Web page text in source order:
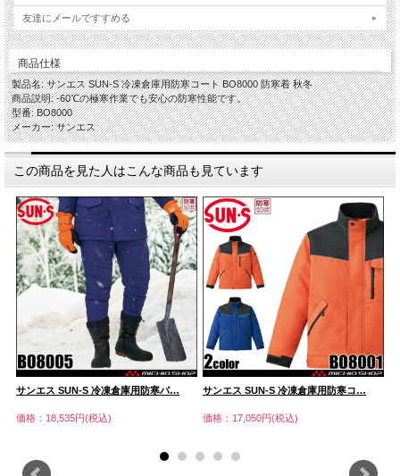
友達にメールですすめる
商品仕様
製品名: サンエス SUN-S 冷凍倉庫用防寒コート BO8000 防寒着 秋冬
商品説明: -60℃の極寒作業でも安心の防寒性能です。
型番: BO8000
メーカー: サンエス
この商品を見た人はこんな商品も見ています
サンエス SUN-S 冷凍倉庫用防寒パ…
価格：18,535円(税込)
サンエス SUN-S 冷凍倉庫用防寒コ…
価格：17,050円(税込)